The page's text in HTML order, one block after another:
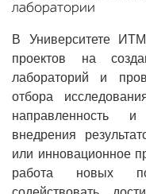
лаборатории
В Университете
проектов на
лабораторий и
отбора
направленность и
внедрения
или инновационное
работа новых